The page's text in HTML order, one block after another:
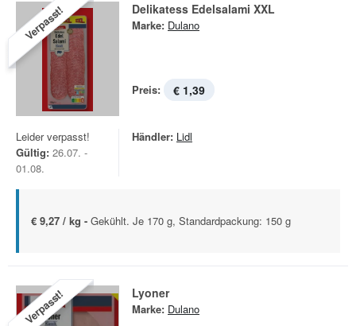
Verpasst! Delikatess Edelsalami XXL
Marke: Dulano
Preis: € 1,39
Leider verpasst!
Gültig: 26.07. -
01.08.
Händler: Lidl
€ 9,27 / kg - Gekühlt. Je 170 g, Standardpackung: 150 g
Verpasst! Lyoner
Marke: Dulano